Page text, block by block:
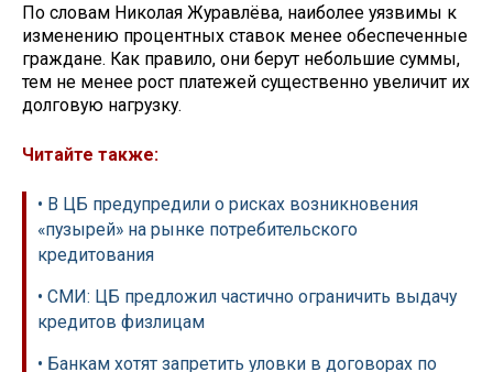
По словам Николая Журавлёва, наиболее уязвимы к
изменению процентных ставок менее обеспеченные
граждане. Как правило, они берут небольшие суммы,
тем не менее рост платежей существенно увеличит их
долговую нагрузку.
Читайте также:
• В ЦБ предупредили о рисках возникновения
«пузырей» на рынке потребительского
кредитования
• СМИ: ЦБ предложил частично ограничить выдачу
кредитов физлицам
• Банкам хотят запретить уловки в договорах по